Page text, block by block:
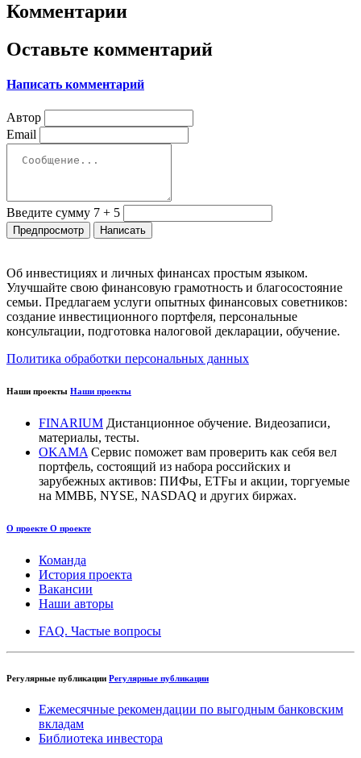
Комментарии
Оставьте комментарий
Написать комментарий
Автор
Email
Введите сумму 7 + 5
Об инвестициях и личных финансах простым языком.
Улучшайте свою финансовую грамотность и благосостояние
семьи. Предлагаем услуги опытных финансовых советников:
создание инвестиционного портфеля, персональные
консультации, подготовка налоговой декларации, обучение.
Политика обработки персональных данных
Наши проекты Наши проекты
FINARIUM Дистанционное обучение. Видеозаписи,
материалы, тесты.
OKAMA Сервис поможет вам проверить как себя вел
портфель, состоящий из набора российских и
зарубежных активов: ПИФы, ETFы и акции, торгуемые
на ММВБ, NYSE, NASDAQ и других биржах.
О проекте О проекте
Команда
История проекта
Вакансии
Наши авторы
FAQ. Частые вопросы
Регулярные публикации Регулярные публикации
Ежемесячные рекомендации по выгодным банковским
вкладам
Библиотека инвестора